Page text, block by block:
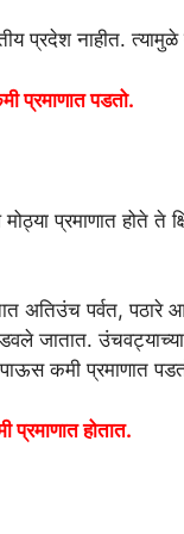
प्रदेश नाहीत. त्यामुळे
प्रमाणात पडतो.
प्रमाणात होते ते
अतिउंच पर्वत, पठारे
जातात.
कमी प्रमाणात
प्रमाणात होतात.